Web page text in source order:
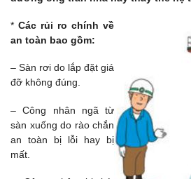
* Các rủi ro chính về
an toàn bao gồm:
– Sàn rơi do lắp đặt giá
đỡ không đúng.
– Công nhân ngã từ
sàn xuống do rào chắn
an toàn bị lỗi hay bị
mất.